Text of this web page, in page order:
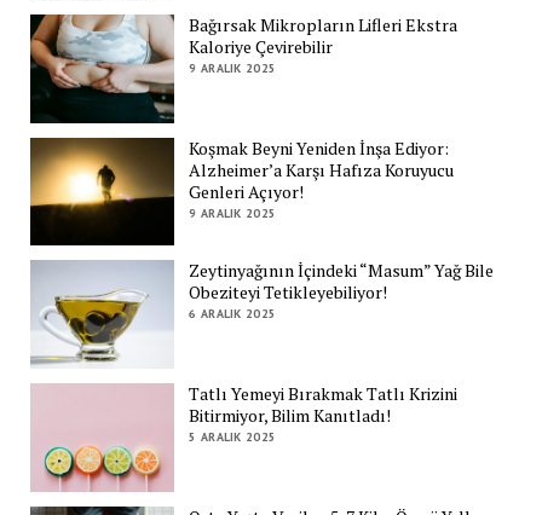
Bağırsak Mikropların Lifleri Ekstra
Kaloriye Çevirebilir
9 ARALIK 2025
Koşmak Beyni Yeniden İnşa Ediyor:
Alzheimer’a Karşı Hafıza Koruyucu
Genleri Açıyor!
9 ARALIK 2025
Zeytinyağının İçindeki “Masum” Yağ Bile
Obeziteyi Tetikleyebiliyor!
6 ARALIK 2025
Tatlı Yemeyi Bırakmak Tatlı Krizini
Bitirmiyor, Bilim Kanıtladı!
5 ARALIK 2025